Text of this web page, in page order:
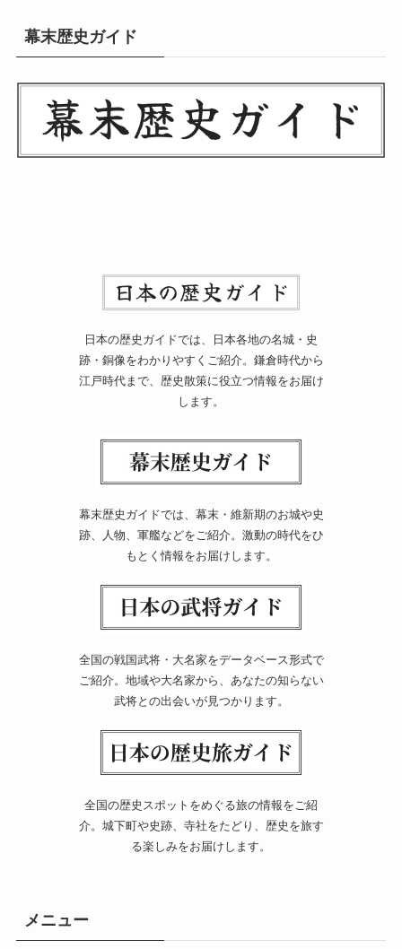
幕末歴史ガイド
日本の歴史ガイドでは、日本各地の名城・史
跡・銅像をわかりやすくご紹介。鎌倉時代から
江戸時代まで、歴史散策に役立つ情報をお届け
します。
幕末歴史ガイドでは、幕末・維新期のお城や史
跡、人物、軍艦などをご紹介。激動の時代をひ
もとく情報をお届けします。
全国の戦国武将・大名家をデータベース形式で
ご紹介。地域や大名家から、あなたの知らない
武将との出会いが見つかります。
全国の歴史スポットをめぐる旅の情報をご紹
介。城下町や史跡、寺社をたどり、歴史を旅す
る楽しみをお届けします。
メニュー